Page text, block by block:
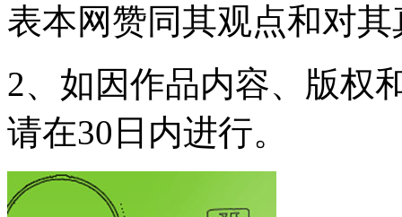
表本网赞同其观点和对
2、如因作品内容、版权
请在30日内进行。